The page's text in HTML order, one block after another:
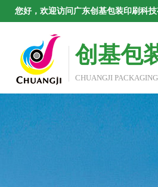
您好，欢迎访问广东创基包装印刷科技
创基包
CHUANGJI PACKAGING